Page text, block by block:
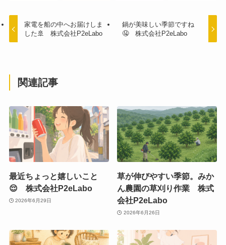
家電を船の中へお届けしま
した🚢 株式会社P2eLabo
鍋が美味しい季節ですね
🤤 株式会社P2eLabo
関連記事
最近ちょっと嬉しいこと
😌 株式会社P2eLabo
2026年6月29日
草が伸びやすい季節。みか
ん農園の草刈り作業 株式
会社P2eLabo
2026年6月26日